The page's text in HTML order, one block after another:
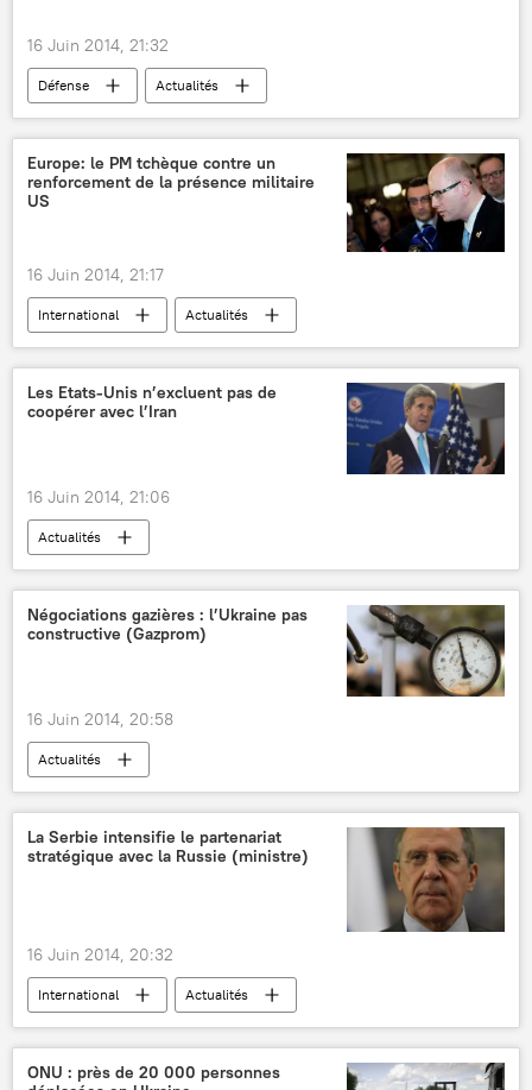
16 Juin 2014, 21:32
Défense Actualités
Europe: le PM tchèque contre un
renforcement de la présence militaire
US
16 Juin 2014, 21:17
International
Actualités
Règlement de la situation en Ukraine (2014)
Les Etats-Unis n’excluent pas de
coopérer avec l’Iran
16 Juin 2014, 21:06
Actualités
Négociations gazières : l’Ukraine pas
constructive (Gazprom)
16 Juin 2014, 20:58
Actualités
La Serbie intensifie le partenariat
stratégique avec la Russie (ministre)
16 Juin 2014, 20:32
International Actualités
ONU : près de 20 000 personnes